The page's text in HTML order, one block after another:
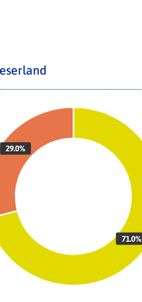
71.0%
29.0%